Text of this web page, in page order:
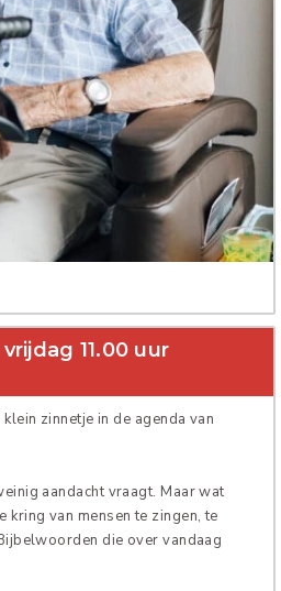
11.00 uur
zinnetje in de agenda van
aandacht vraagt. Maar wat
kring van mensen te zingen, te
die over vandaag